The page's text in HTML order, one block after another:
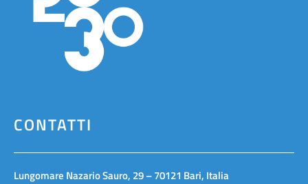
CONTATTI
Lungomare Nazario Sauro, 29 – 70121 Bari, Italia